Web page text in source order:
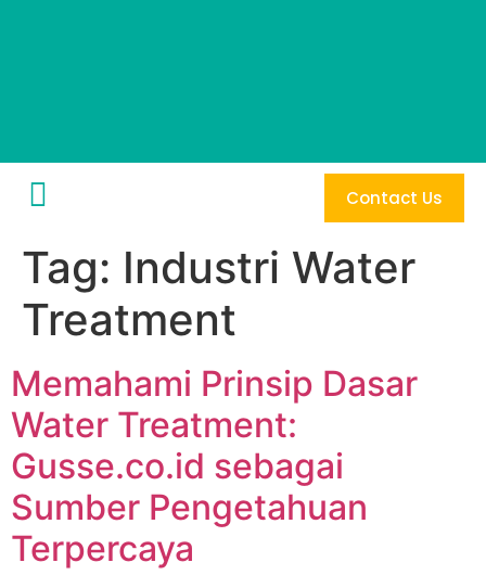
Contact Us
Tag: Industri Water
Treatment
Memahami Prinsip Dasar
Water Treatment:
Gusse.co.id sebagai
Sumber Pengetahuan
Terpercaya